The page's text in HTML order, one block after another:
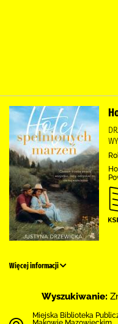
Więcej informacji
Wyszukiwanie:
Miejska Biblioteka